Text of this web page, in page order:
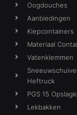
Oogdouches
Aanbiedingen
Kiepcontainers
Materiaal
Vatenklemmen
Heftruck
PGS 15
Lekbakken